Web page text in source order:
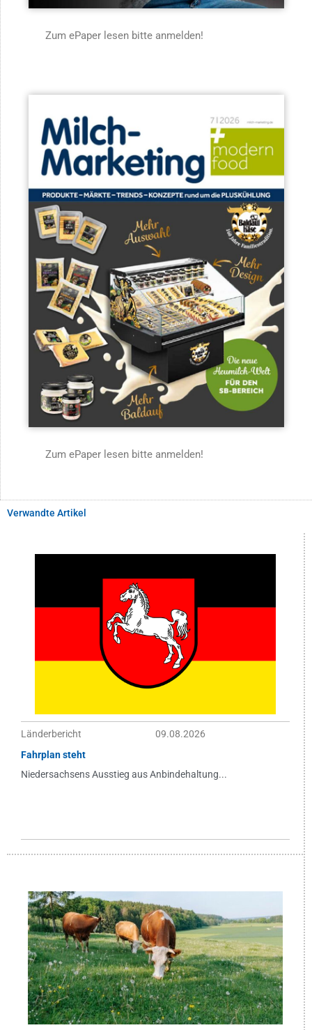
Zum ePaper lesen bitte anmelden!
Zum ePaper lesen bitte anmelden!
Verwandte Artikel
Länderbericht
09.08.2026
Fahrplan steht
Niedersachsens Ausstieg aus Anbindehaltung...